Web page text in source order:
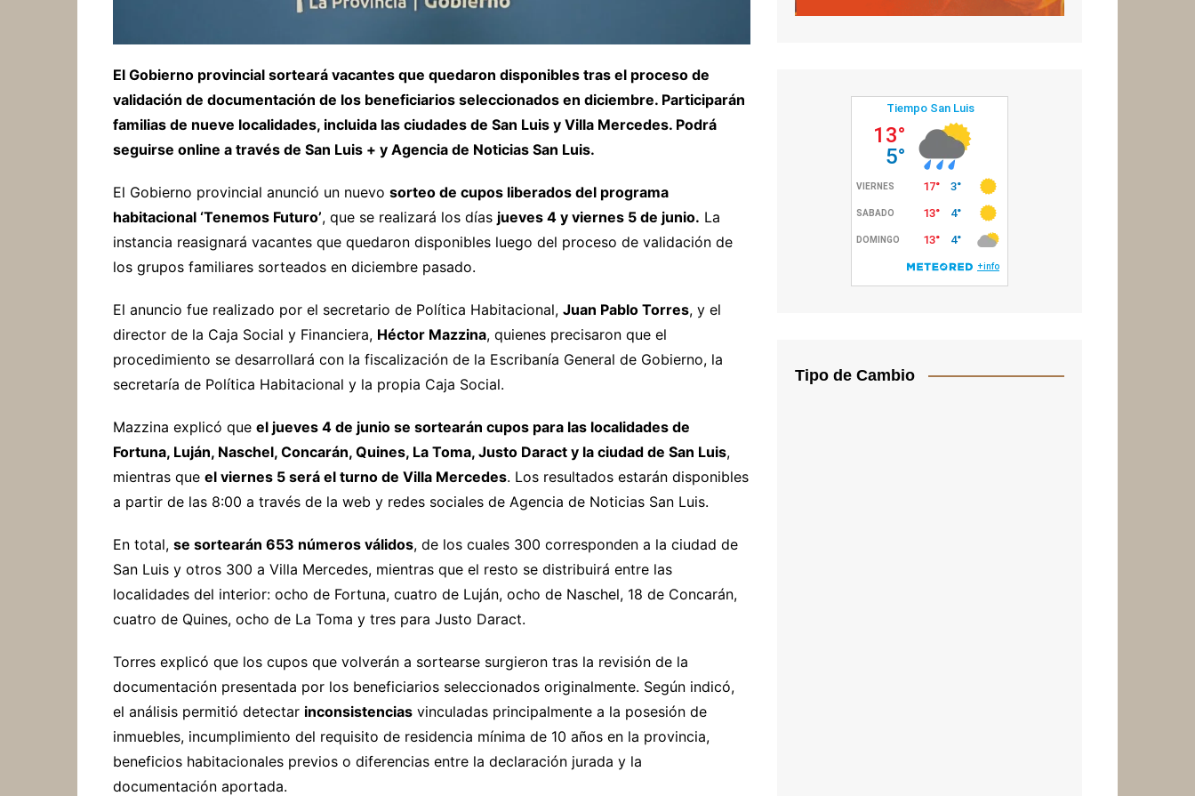
El Gobierno provincial sorteará vacantes que quedaron disponibles tras el proceso de
validación de documentación de los beneficiarios seleccionados en diciembre. Participarán
familias de nueve localidades, incluida las ciudades de San Luis y Villa Mercedes. Podrá
seguirse online a través de San Luis + y Agencia de Noticias San Luis.
El Gobierno provincial anunció un nuevo sorteo de cupos liberados del programa
habitacional ‘Tenemos Futuro’, que se realizará los días jueves 4 y viernes 5 de junio. La
instancia reasignará vacantes que quedaron disponibles luego del proceso de validación de
los grupos familiares sorteados en diciembre pasado.
El anuncio fue realizado por el secretario de Política Habitacional, Juan Pablo Torres, y el
director de la Caja Social y Financiera, Héctor Mazzina, quienes precisaron que el
procedimiento se desarrollará con la fiscalización de la Escribanía General de Gobierno, la
secretaría de Política Habitacional y la propia Caja Social.
Mazzina explicó que el jueves 4 de junio se sortearán cupos para las localidades de
Fortuna, Luján, Naschel, Concarán, Quines, La Toma, Justo Daract y la ciudad de San Luis,
mientras que el viernes 5 será el turno de Villa Mercedes. Los resultados estarán disponibles
a partir de las 8:00 a través de la web y redes sociales de Agencia de Noticias San Luis.
En total, se sortearán 653 números válidos, de los cuales 300 corresponden a la ciudad de
San Luis y otros 300 a Villa Mercedes, mientras que el resto se distribuirá entre las
localidades del interior: ocho de Fortuna, cuatro de Luján, ocho de Naschel, 18 de Concarán,
cuatro de Quines, ocho de La Toma y tres para Justo Daract.
Torres explicó que los cupos que volverán a sortearse surgieron tras la revisión de la
documentación presentada por los beneficiarios seleccionados originalmente. Según indicó,
el análisis permitió detectar inconsistencias vinculadas principalmente a la posesión de
inmuebles, incumplimiento del requisito de residencia mínima de 10 años en la provincia,
beneficios habitacionales previos o diferencias entre la declaración jurada y la
documentación aportada.
Tipo de Cambio